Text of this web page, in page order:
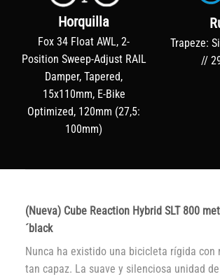
Horquilla
Fox 34 Float AWL, 2-
Position Sweep-Adjust RAIL
Damper, Tapered,
15x110mm, E-Bike
Optimized, 120mm (27,5:
100mm)
Trapeze:
//
(Nueva) Cube Reaction Hybrid SLT 800
´black
Nunca ha existido una bicicleta rígida con
tan capaz. La suave y silenciosa unidad de